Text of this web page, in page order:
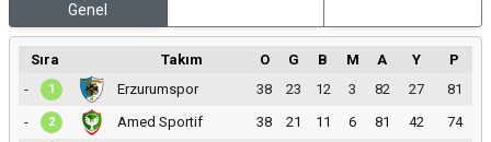
Genel
Sıra Takım O G B M A Y
P
-
1 Erzurumspor 38 23 12 3 82 27
81
-
2 Amed Sportif 38 21 11 6 81 42
74